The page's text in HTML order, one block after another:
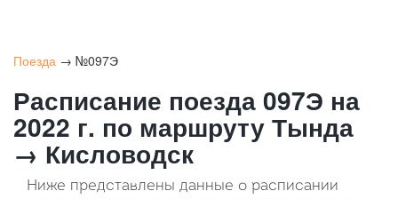
Поезда → №097Э
Расписание поезда 097Э на
2022 г. по маршруту Тында
→ Кисловодск
Ниже представлены данные о расписании